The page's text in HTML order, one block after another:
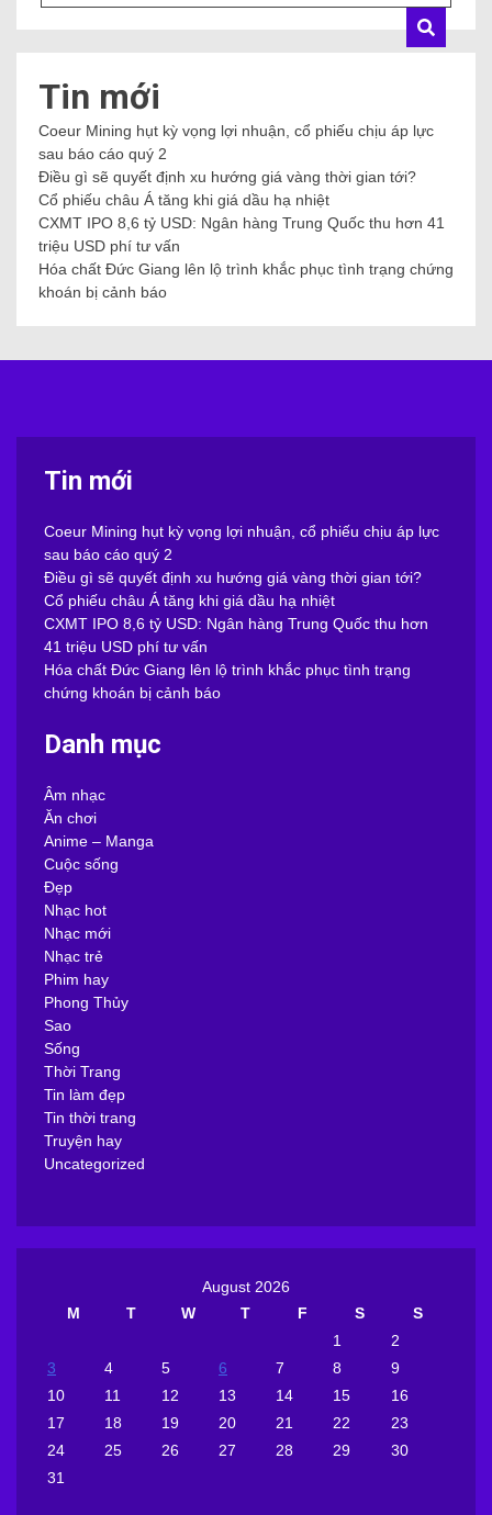
Tin mới
Coeur Mining hụt kỳ vọng lợi nhuận, cổ phiếu chịu áp lực
sau báo cáo quý 2
Điều gì sẽ quyết định xu hướng giá vàng thời gian tới?
Cổ phiếu châu Á tăng khi giá dầu hạ nhiệt
CXMT IPO 8,6 tỷ USD: Ngân hàng Trung Quốc thu hơn 41
triệu USD phí tư vấn
Hóa chất Đức Giang lên lộ trình khắc phục tình trạng chứng
khoán bị cảnh báo
Tin mới
Coeur Mining hụt kỳ vọng lợi nhuận, cổ phiếu chịu áp lực
sau báo cáo quý 2
Điều gì sẽ quyết định xu hướng giá vàng thời gian tới?
Cổ phiếu châu Á tăng khi giá dầu hạ nhiệt
CXMT IPO 8,6 tỷ USD: Ngân hàng Trung Quốc thu hơn
41 triệu USD phí tư vấn
Hóa chất Đức Giang lên lộ trình khắc phục tình trạng
chứng khoán bị cảnh báo
Danh mục
Âm nhạc
Ăn chơi
Anime – Manga
Cuộc sống
Đẹp
Nhạc hot
Nhạc mới
Nhạc trẻ
Phim hay
Phong Thủy
Sao
Sống
Thời Trang
Tin làm đẹp
Tin thời trang
Truyện hay
Uncategorized
August 2026
M
T W T F S
S
1
2
3
4 5 6 7 8
9
10
11 12 13 14 15
16
17
18 19 20 21 22
23
24
25 26 27 28 29
30
31